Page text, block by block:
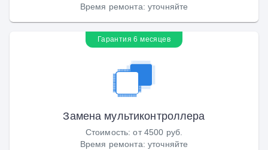
Время ремонта: уточняйте
Гарантия 6 месяцев
Замена мультиконтроллера
Стоимость:от 4500 руб.
Время ремонта: уточняйте